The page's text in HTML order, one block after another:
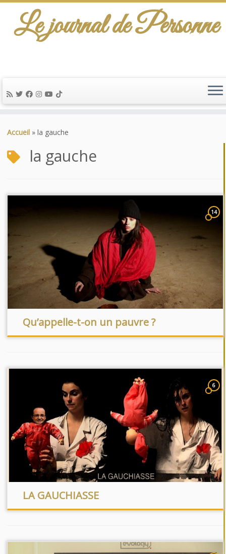
au
Le journal de Personne
Accueil » la gauche
la gauche
14
Qu’appelle-t-on un pauvre ?
6
LA GAUCHIASSE